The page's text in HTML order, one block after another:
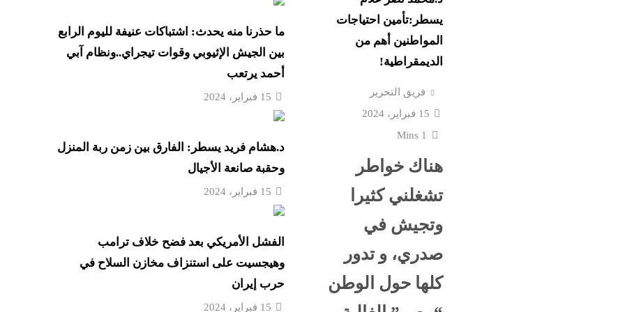
“اللاونج الملكي” في حفل
شيرين تحطم أرقام...
كل الملفات التى يناقشها ترامب
ونتنياهو الثلاثاء
سيدى بشر: سالى وضعت رأس
الجيش السوداني يعرض غنائم
عسكرية وصناديق شحن إماراتية
روسية الصنع...
يسطر:تأمين احتياجات
المواطنين أهم من
الديمقراطية!
فريق التحرير
15 فبراير، 2024
1 Mins
هناك خواطر
تشغلني كثيرا
وتجيش في
صدري، و تدور
كلها حول الوطن
ما حذرنا منه يحدث: اشتباكات عنيفة لليوم الرابع
بين الجيش الإثيوبي وقوات تيجراي..ونظام آبي
أحمد يرتعب
15 فبراير، 2024
د.هشام فريد يسطر: الفارق بين زمن ربة المنزل
وحقبة صانعة الأجيال
15 فبراير، 2024
الفشل الأمريكي بعد فضح خلاف ترامب
وهيجسيت على استنزاف مخازن السلاح في
حرب إيران
15 فبراير، 2024